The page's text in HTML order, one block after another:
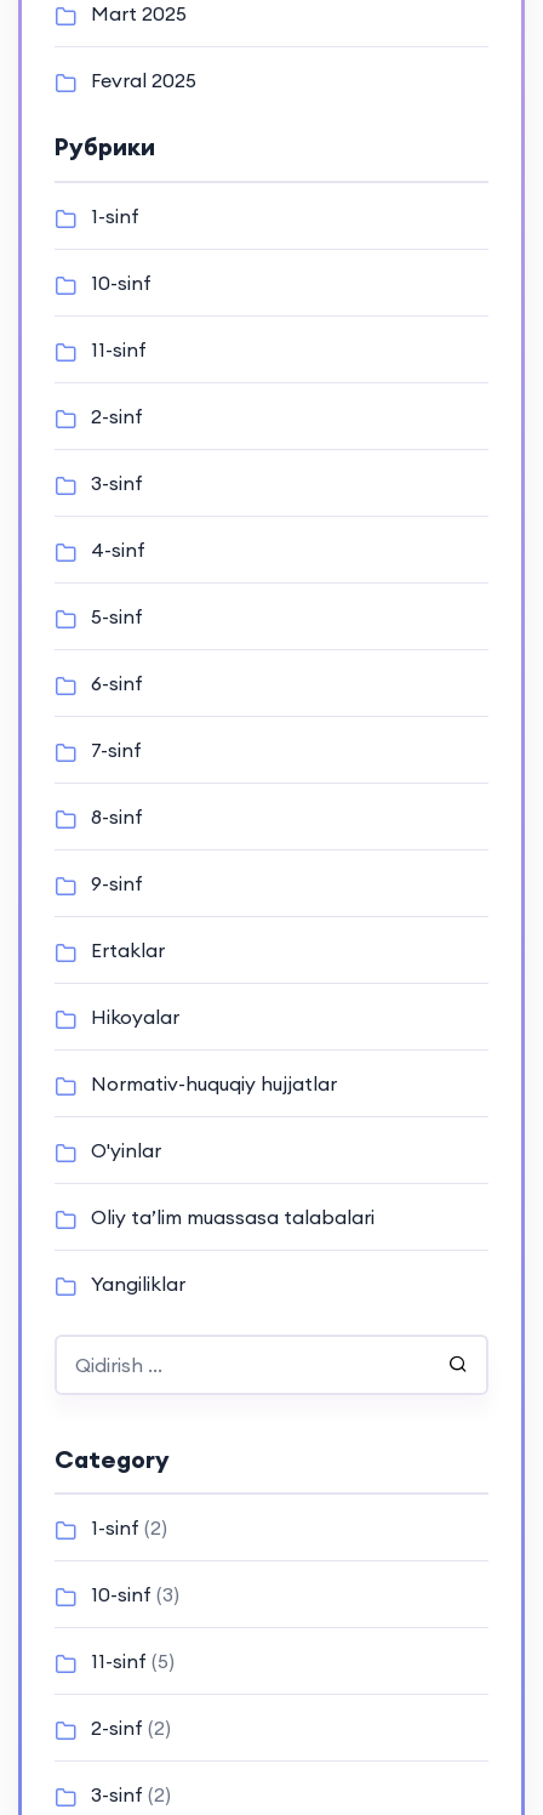
Mart 2025
Fevral 2025
Рубрики
1-sinf
10-sinf
11-sinf
2-sinf
3-sinf
4-sinf
5-sinf
6-sinf
7-sinf
8-sinf
9-sinf
Ertaklar
Hikoyalar
Normativ-huquqiy hujjatlar
O'yinlar
Oliy ta’lim muassasa talabalari
Yangiliklar
Category
1-sinf (2)
10-sinf (3)
11-sinf (5)
2-sinf (2)
3-sinf (2)